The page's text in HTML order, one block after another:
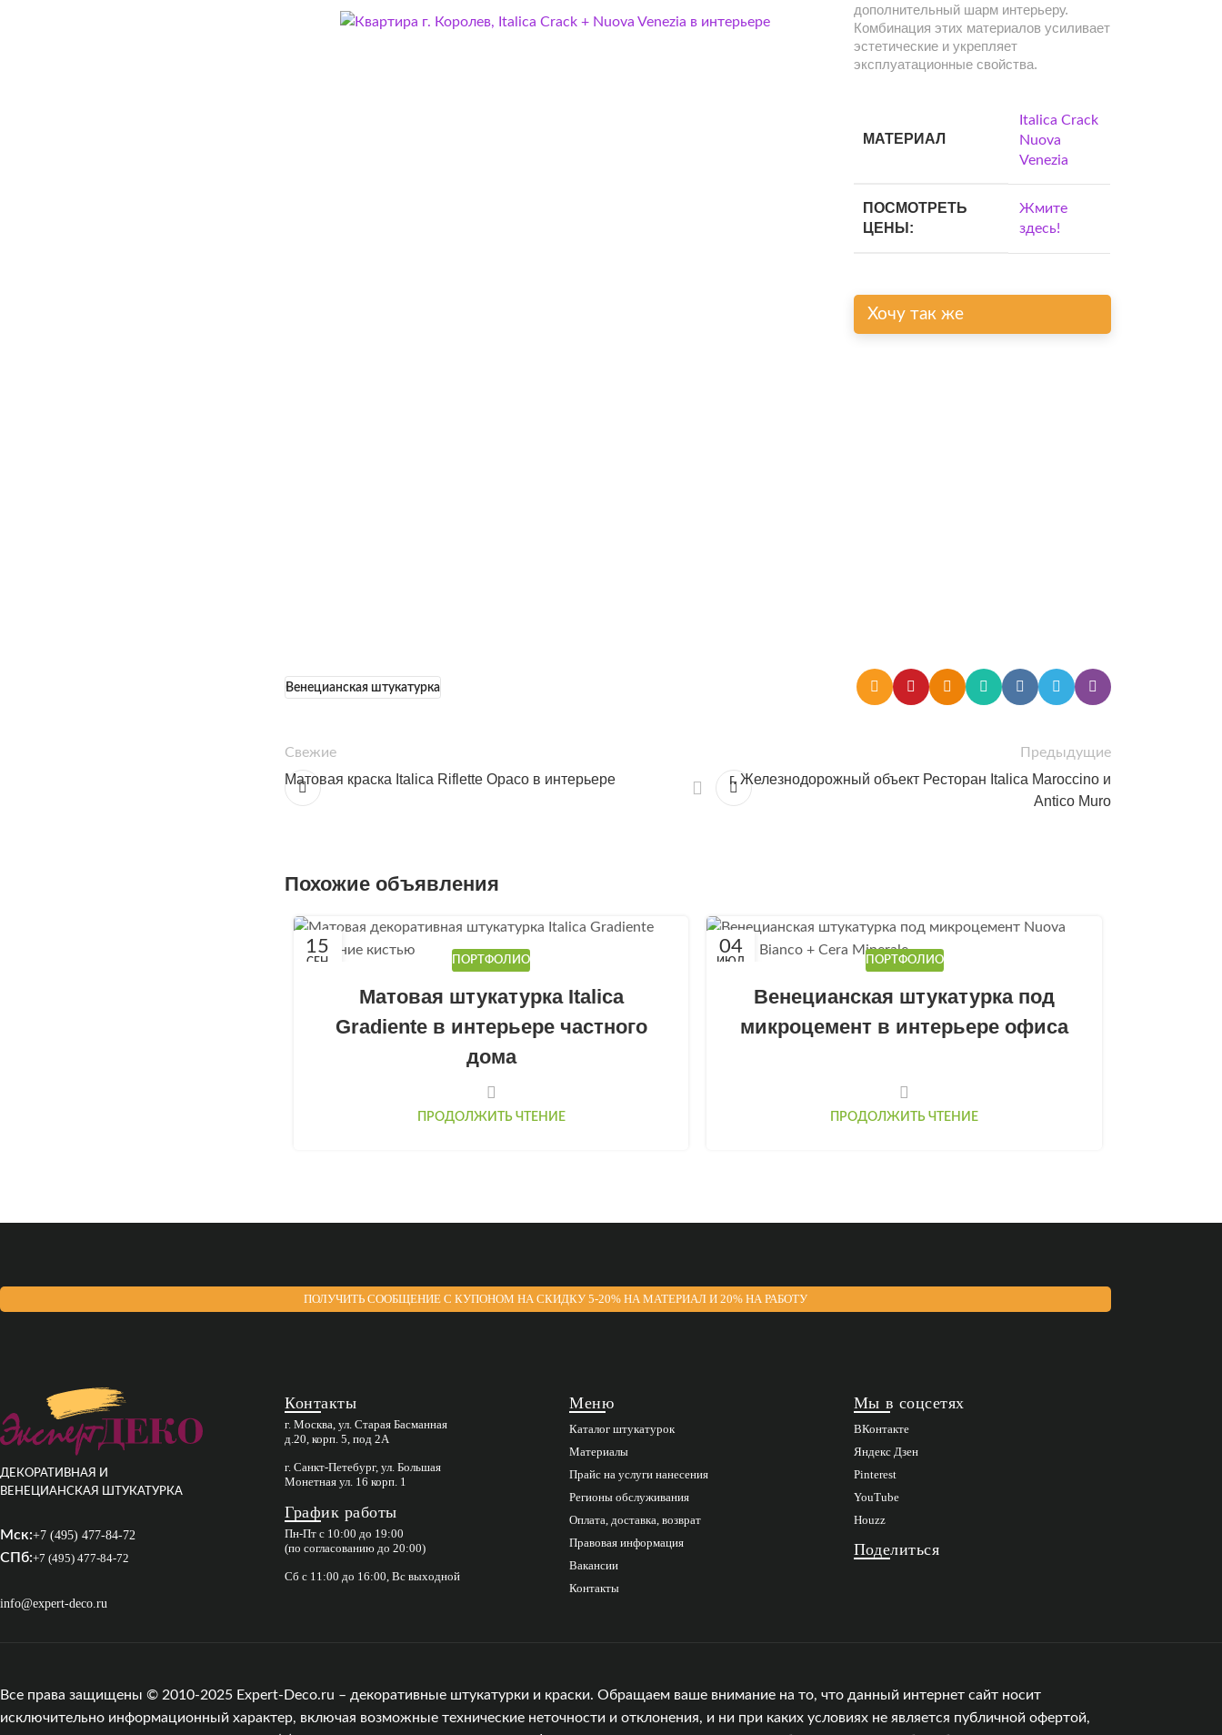
дополнительный шарм интерьеру.
Комбинация этих материалов усиливает
эстетические и укрепляет
эксплуатационные свойства.
МАТЕРИАЛ
Italica Crack
Nuova
Venezia
ПОСМОТРЕТЬ
ЦЕНЫ:
Жмите
здесь!
Хочу так же
Венецианская штукатурка
Свежие
Матовая краска Italica Riflette Opaco в интерьере
Предыдущие
г. Железнодорожный объект Ресторан Italica Maroccino и
Antico Muro
Похожие объявления
15
СЕН ПОРТФОЛИО
Матовая штукатурка Italica
Gradiente в интерьере частного
дома
ПРОДОЛЖИТЬ ЧТЕНИЕ
04
ИЮЛ ПОРТФОЛИО
Венецианская штукатурка под
микроцемент в интерьере офиса
ПРОДОЛЖИТЬ ЧТЕНИЕ
ПОЛУЧИТЬ СООБЩЕНИЕ С КУПОНОМ НА СКИДКУ 5-20% НА МАТЕРИАЛ И 20% НА РАБОТУ
ДЕКОРАТИВНАЯ И
ВЕНЕЦИАНСКАЯ ШТУКАТУРКА
Мск:+7 (495) 477-84-72
СПб:+7 (495) 477-84-72
info@expert-deco.ru
Контакты
г. Москва, ул. Старая Басманная
д.20, корп. 5, под 2А
г. Санкт-Петебург, ул. Большая
Монетная ул. 16 корп. 1
График работы
Пн-Пт с 10:00 до 19:00
(по согласованию до 20:00)
Сб с 11:00 до 16:00, Вс выходной
Меню
Каталог штукатурок
Материалы
Прайс на услуги нанесения
Регионы обслуживания
Оплата, доставка, возврат
Правовая информация
Вакансии
Контакты
Мы в соцсетях
ВКонтакте
Яндекс Дзен
Pinterest
YouTube
Houzz
Поделиться
Все права защищены © 2010-2025 Expert-Deco.ru – декоративные штукатурки и краски. Обращаем ваше внимание на то, что данный интернет сайт носит
исключительно информационный характер, включая возможные технические неточности и отклонения, и ни при каких условиях не является публичной офертой,